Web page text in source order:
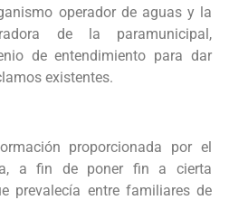
operador de aguas y la
de la paramunicipal,
de entendimiento para dar
existentes.
proporcionada por el
a fin de poner fin a cierta
prevalecía entre familiares de